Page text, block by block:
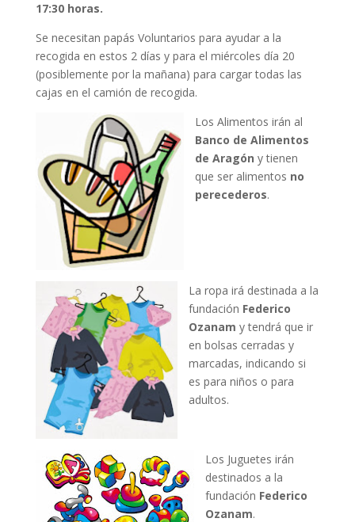
17:30 horas.
Se necesitan papás Voluntarios para ayudar a la
recogida en estos 2 días y para el miércoles día 20
(posiblemente por la mañana) para cargar todas las
cajas en el camión de recogida.
Los Alimentos irán al
Banco de Alimentos
de Aragón y tienen
que ser alimentos no
perecederos.
La ropa irá destinada a la
fundación Federico
Ozanam y tendrá que ir
en bolsas cerradas y
marcadas, indicando si
es para niños o para
adultos.
Los Juguetes irán
destinados a la
fundación Federico
Ozanam.